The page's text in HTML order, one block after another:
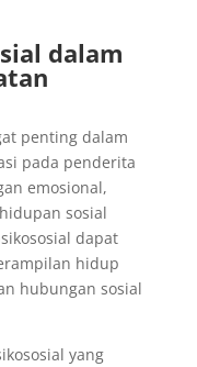
dalam
penting dalam
pada penderita
emosional,
sosial
dapat
hidup
hubungan sosial
yang